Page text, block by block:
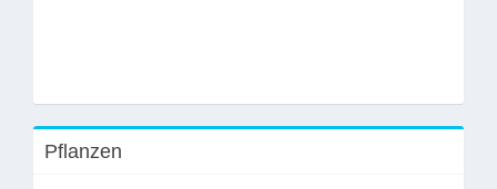
Pflanzen